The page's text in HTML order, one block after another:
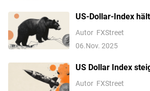
US-Dollar-Index
100,00, da die US-
Autor FXStreet
06.Nov. 2025
US Dollar Index
aufgrund der
Autor FXStreet